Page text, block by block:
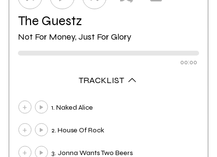
The Guestz
Not For Money, Just For Glory
00:00
TRACKLIST
1. Naked Alice
2. House Of Rock
3. Jonna Wants Two Beers